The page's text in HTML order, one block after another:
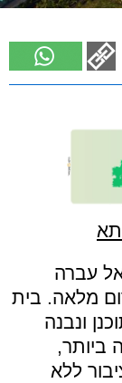
עברה
מלאה. בית
ונבנה
ביותר,
ללא